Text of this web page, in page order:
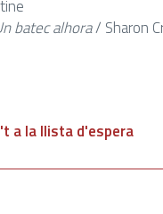
batec alhora/ Sharon
a la llista d'espera